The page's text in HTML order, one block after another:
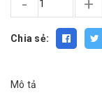
- +
Chia sẻ:
Mô tả